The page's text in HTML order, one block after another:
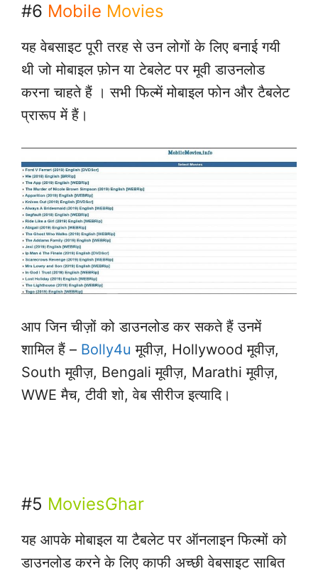
#6 Mobile Movies
यह वेबसाइट पूरी तरह से उन लोगों के लिए बनाई गयी
थी जो मोबाइल फ़ोन या टेबलेट पर मूवी डाउनलोड
करना चाहते हैं । सभी फिल्में मोबाइल फोन और टैबलेट
प्रारूप में हैं।
आप जिन चीज़ों को डाउनलोड कर सकते हैं उनमें
शामिल हैं – Bolly4u मूवीज़, Hollywood मूवीज़,
South मूवीज़, Bengali मूवीज़, Marathi मूवीज़,
WWE मैच, टीवी शो, वेब सीरीज इत्यादि।
#5 MoviesGhar
यह आपके मोबाइल या टैबलेट पर ऑनलाइन फिल्मों को
डाउनलोड करने के लिए काफी अच्छी वेबसाइट साबित